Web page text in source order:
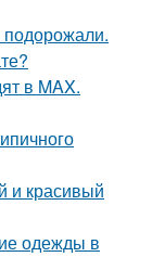
в MAX.
и красивый
одежды в